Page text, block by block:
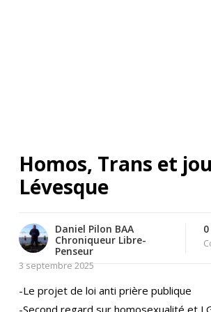
Homos, Trans et
Lévesque
Daniel Pilon BAA
Chroniqueur Libre-
Penseur
3 septembre 2025
0
-Le projet de loi anti prière publique
-Second regard sur homosexualité et